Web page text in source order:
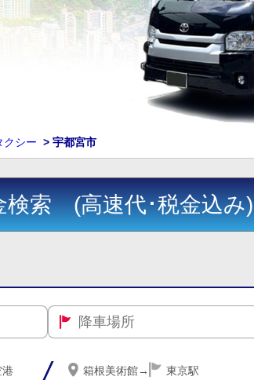
クシー > 宇都宮市
索 (高速代･税金込み)
港 箱根美術館→ 東京駅